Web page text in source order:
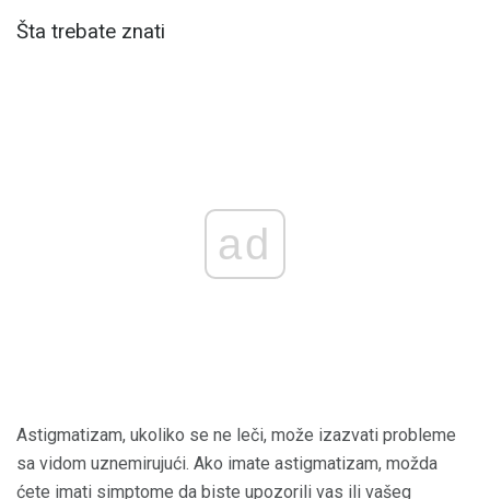
Šta trebate znati
ad
Astigmatizam, ukoliko se ne leči, može izazvati probleme
sa vidom uznemirujući. Ako imate astigmatizam, možda
ćete imati simptome da biste upozorili vas ili vašeg